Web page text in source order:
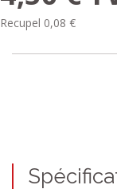
Recupel 0,08 €